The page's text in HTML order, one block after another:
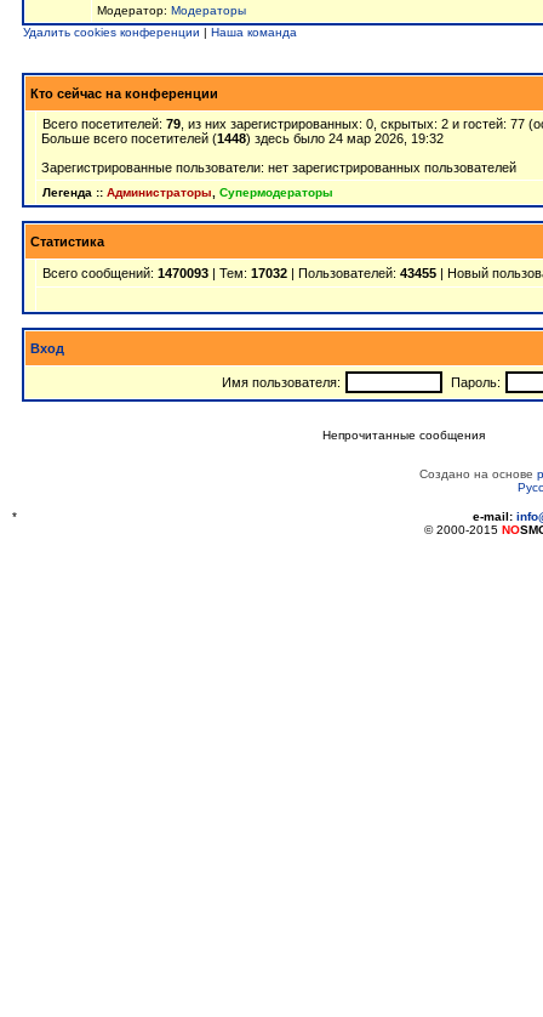
Модератор: Модераторы
Удалить cookies конференции | Наша команда
Кто сейчас на конференции
Всего посетителей: 79 , из них зарегистрированных: 0, скрытых: 2 и гостей: 77
Больше всего посетителей (1448) здесь было 24 мар 2026, 19:32
Зарегистрированные пользователи: нет зарегистрированных пользователей
Легенда :: Администраторы Супермодераторы
Статистика
Всего сообщений: 1470093 | Тем: 17032 | Пользователей: 43455 | Новый
Вход
Имя пользователя: Пароль:
Непрочитанные сообщения
Создано на основе
* e-mail:
© 2000-2015 NO